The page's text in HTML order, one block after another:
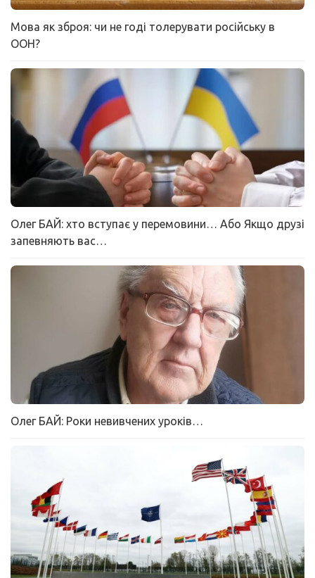
Мова як зброя: чи не годі толерувати російську в
ООН?
Олег БАЙ: хто вступає у перемовини… Або Якщо друзі
запевняють вас…
Олег БАЙ: Роки невивчених уроків…